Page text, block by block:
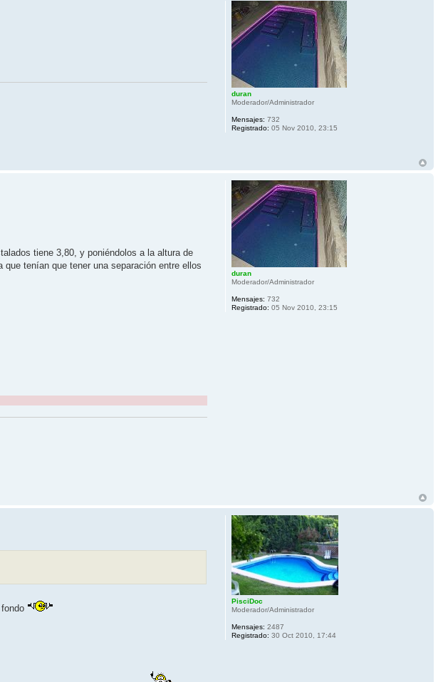
duran
Moderador/Administrador
Mensajes: 732
Registrado: 05 Nov 2010, 23:15
tiene 3,80, y poniéndolos a la altura de
tenían que tener una separación entre ellos
duran
Moderador/Administrador
Mensajes: 732
Registrado: 05 Nov 2010, 23:15
PisciDoc
Moderador/Administrador
Mensajes: 2487
Registrado: 30 Oct 2010, 17:44